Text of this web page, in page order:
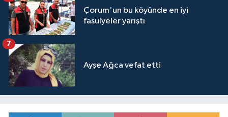
Çorum'un bu köyünde en iyi
fasulyeler yarıştı
Ayşe Ağca vefat etti
7